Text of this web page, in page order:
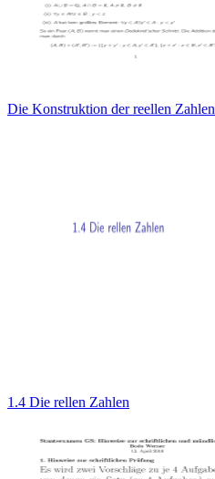
Die Konstruktion der reellen Zahlen
1.4 Die rellen Zahlen